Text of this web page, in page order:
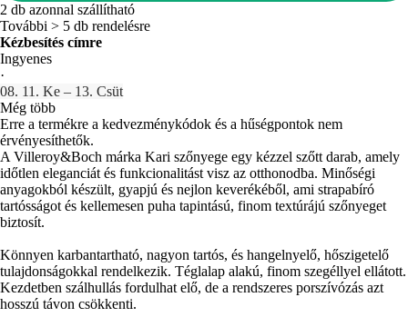
2 db azonnal szállítható
További > 5 db rendelésre
Kézbesítés címre
Ingyenes
·
08. 11. Ke – 13. Csüt
Még több
Erre a termékre a kedvezménykódok és a hűségpontok nem
érvényesíthetők.
A Villeroy&Boch márka Kari szőnyege egy kézzel szőtt darab, amely
időtlen eleganciát és funkcionalitást visz az otthonodba. Minőségi
anyagokból készült, gyapjú és nejlon keverékéből, ami strapabíró
tartósságot és kellemesen puha tapintású, finom textúrájú szőnyeget
biztosít.
Könnyen karbantartható, nagyon tartós, és hangelnyelő, hőszigetelő
tulajdonságokkal rendelkezik. Téglalap alakú, finom szegéllyel ellátott.
Kezdetben szálhullás fordulhat elő, de a rendszeres porszívózás azt
hosszú távon csökkenti.